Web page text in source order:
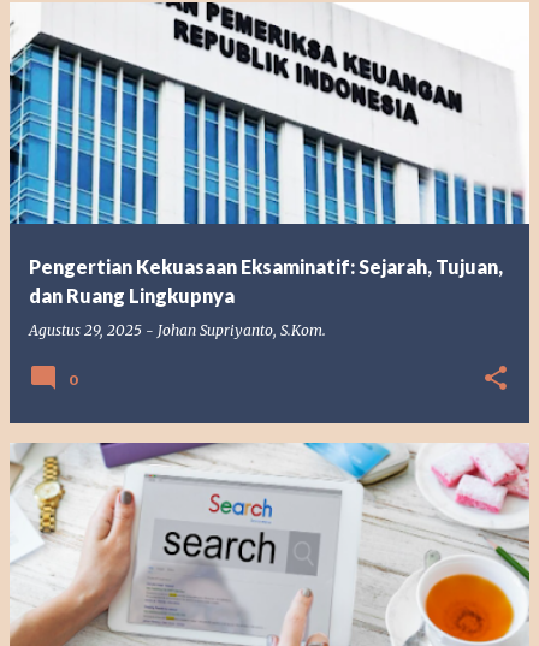
Pengertian Kekuasaan Eksaminatif: Sejarah, Tujuan,
dan Ruang Lingkupnya
Agustus 29, 2025 - Johan Supriyanto, S.Kom.
0